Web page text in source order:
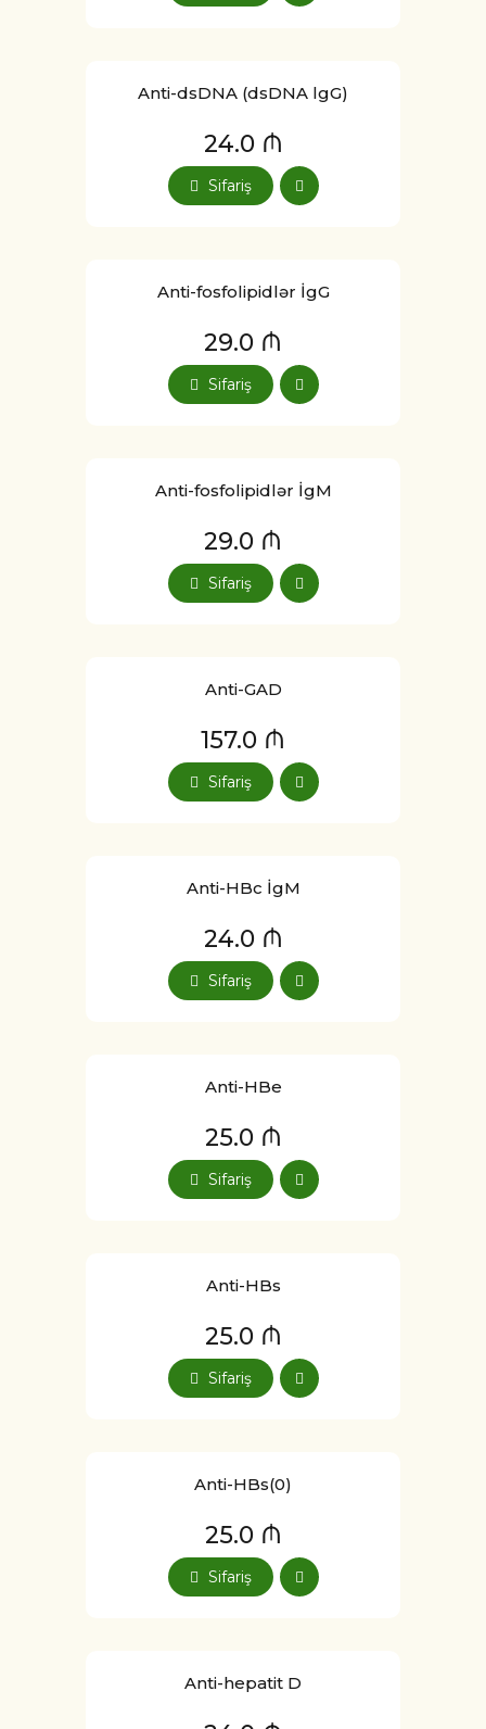
Anti-dsDNA (dsDNA lgG)
24.0 ₼
Sifariş
Anti-fosfolipidlər İgG
29.0 ₼
Sifariş
Anti-fosfolipidlər İgM
29.0 ₼
Sifariş
Anti-GAD
157.0 ₼
Sifariş
Anti-HBc İgM
24.0 ₼
Sifariş
Anti-HBe
25.0 ₼
Sifariş
Anti-HBs
25.0 ₼
Sifariş
Anti-HBs(0)
25.0 ₼
Sifariş
Anti-hepatit D